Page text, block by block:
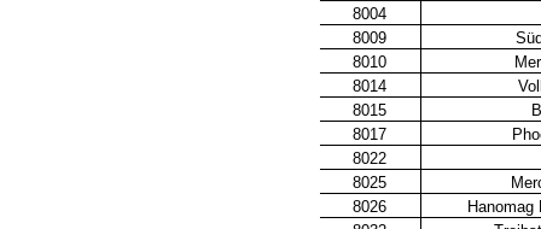
8004
8009
8010
8014
8015
8017
8022
8025
8026
Hanomag